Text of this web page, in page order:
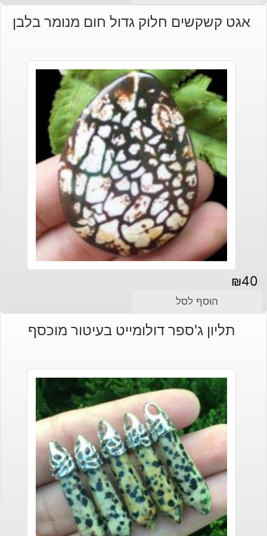
אגט קשקשים חלוק גדול חום מנומר בלבן
₪40
הוסף לסל
תליון ג'ספר דולומייט בעיטור מוכסף